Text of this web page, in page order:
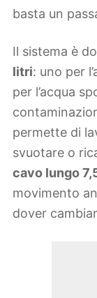
basta un
Il sistema è
litri: uno per
per l’acqua
permette di
svuotare o
cavo lungo
movimento
dover